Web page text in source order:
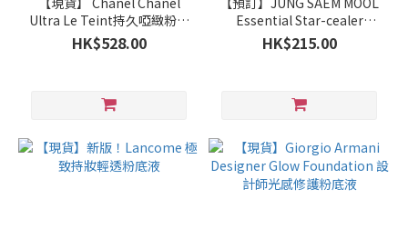
Ultra Le Teint持久啞緻粉底
液
HK$528.00
Essential Star-cealer
Foundation
HK$215.00